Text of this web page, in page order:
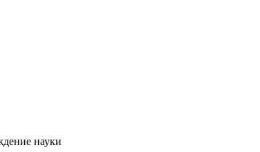
науки